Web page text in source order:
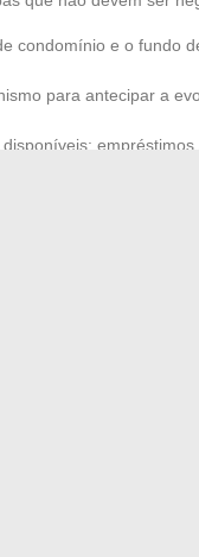
condomínio e o fundo
para antecipar a